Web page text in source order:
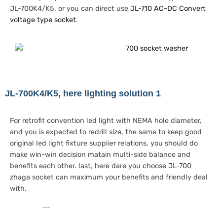
JL-700K4/K5, or you can direct use JL-710 AC-DC Convert
voltage type socket.
JL-700K4/K5, here lighting solution 1
For retrofit convention led light with NEMA hole diameter,
and you is expected to redrill size, the same to keep good
original led light fixture supplier relations, you should do
make win-win decision matain multi-side balance and
benefits each other. last, here dare you choose JL-700
zhaga socket can maximum your benefits and friendly deal
with.